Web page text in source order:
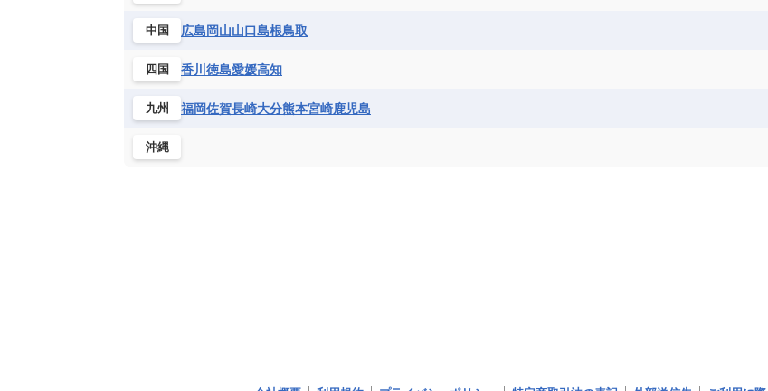
中国 広島岡山山口島根鳥取
四国 香川 徳島愛媛高知
九州 福岡佐賀長崎大分熊本宮崎鹿児島
沖縄